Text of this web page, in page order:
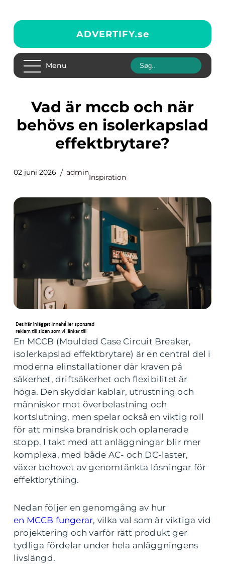
ADVERTIFY.se
Menu
Vad är mccb och när
behövs en isolerkapslad
effektbrytare?
02 juni 2026 admin
Inspiration
En MCCB (Moulded Case Circuit Breaker,
isolerkapslad effektbrytare) är en central del i
moderna elinstallationer där kraven på
säkerhet, driftsäkerhet och flexibilitet är
höga. Den skyddar kablar, utrustning och
människor mot överbelastning och
kortslutning, men spelar också en viktig roll
för att minska brandrisk och oplanerade
stopp. I takt med att anläggningar blir mer
komplexa, med både AC- och DC-laster,
växer behovet av genomtänkta lösningar för
effektbrytning.
Nedan följer en genomgång av hur
en MCCB fungerar, vilka val som är viktiga vid
projektering och varför rätt produkt ger
tydliga fördelar under hela anläggningens
livslängd.